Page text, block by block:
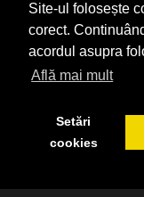
Site-ul folosește
corect.
acordul asupra
Află mai mult
Setări
cookies